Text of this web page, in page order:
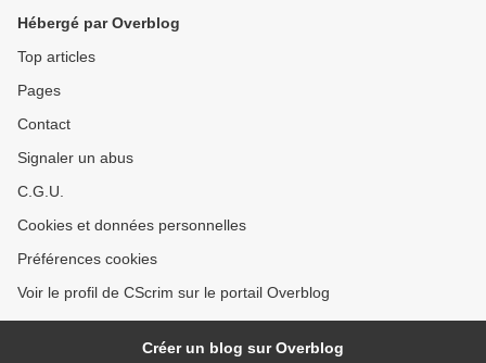
Hébergé par Overblog
Top articles
Pages
Contact
Signaler un abus
C.G.U.
Cookies et données personnelles
Préférences cookies
Voir le profil de CScrim sur le portail Overblog
Créer un blog sur Overblog